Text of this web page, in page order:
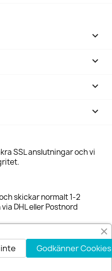



keyboard_arrow_down
SSL anslutningar och vi
skickar normalt 1-2
DHL eller Postnord
tillbaka inom 30-
Godkänner Cookies